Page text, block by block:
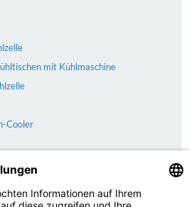
mit Kühlmaschine
Cooler
& versichert ab 100€ Bestellwert